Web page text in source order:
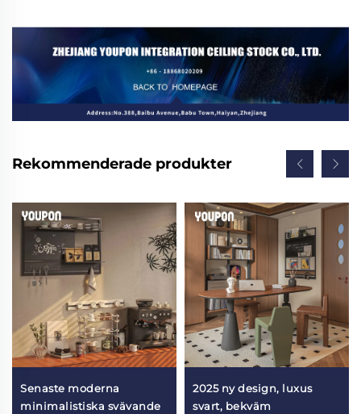
Rekommenderade produkter
Senaste moderna
minimalistiska svävande
2025 ny design, luxus
svart, bekväm